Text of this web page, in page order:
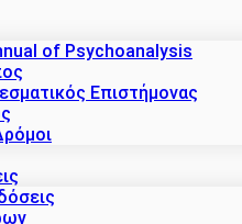
of Psychoanalysis
Επιστήμονας